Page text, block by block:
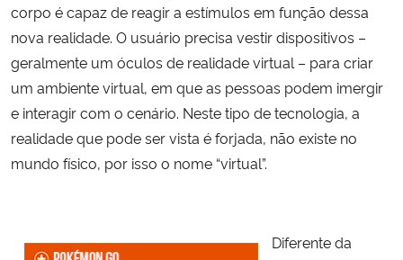
corpo é capaz de reagir a estímulos em função dessa
nova realidade. O usuário precisa vestir dispositivos –
geralmente um óculos de realidade virtual – para criar
um ambiente virtual, em que as pessoas podem imergir
e interagir com o cenário. Neste tipo de tecnologia, a
realidade que pode ser vista é forjada, não existe no
mundo físico, por isso o nome “virtual”.
Diferente da